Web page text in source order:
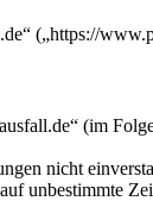
(„https://
(im
nicht
unbestimmte